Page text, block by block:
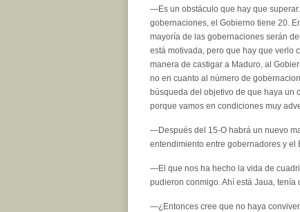
—Es un obstáculo que hay que
gobernaciones, el Gobierno tiene 20.
mayoría de las gobernaciones serán
está motivada, pero que hay que verlo
manera de castigar a Maduro, al
no en cuanto al número de
búsqueda del objetivo de que haya un
porque vamos en condiciones muy
—Después del 15-O habrá un nuevo
entendimiento entre gobernadores y el
—El que nos ha hecho la vida de
pudieron conmigo. Ahí está Jaua, tenía
—¿Entonces cree que no haya